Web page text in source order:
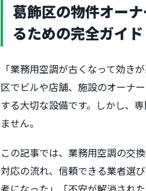
葛飾区の物件オー
るための完全ガイド
「業務用空調が古くなって効き
区でビルや店舗、施設のオーナ
する大切な設備です。しかし、
ません。
この記事では、業務用空調の交
対応の流れ、信頼できる業者選